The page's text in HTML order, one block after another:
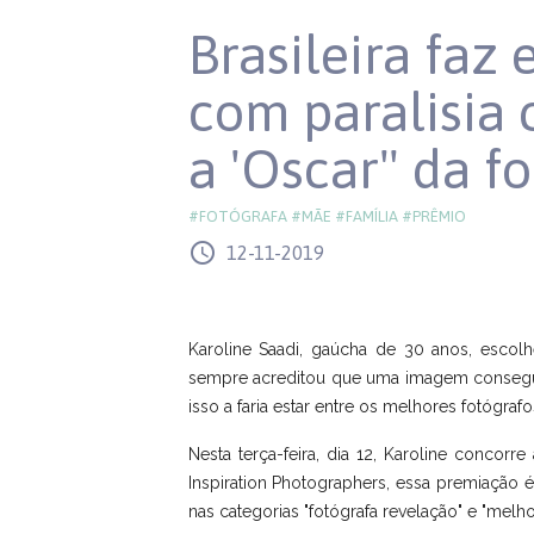
Brasileira faz
com paralisia
a 'Oscar" da
#FOTÓGRAFA#MÃE #FAMÍLIA#PRÊMIO
access_time 12-11-2019
Karoline Saadi, gaúcha de 30 anos,
sempre acreditou que uma imagem
isso a faria estar entre os melhores
Nesta terça-feira, dia 12, Karoline
Inspiration Photographers, essa
nas categorias "fotógrafa revelação" e